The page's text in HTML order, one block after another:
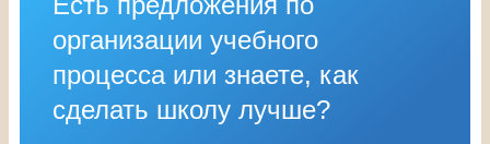
организации учебного
процесса или знаете, как
сделать школу лучше?